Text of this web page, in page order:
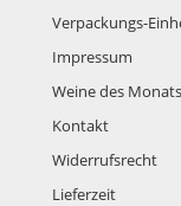
Verpackungs-
Impressum
Weine des Monats
Kontakt
Widerrufsrecht
Lieferzeit